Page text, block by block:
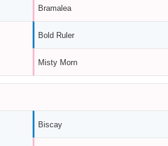
Bramalea
Bold Ruler
Misty Morn
Biscay